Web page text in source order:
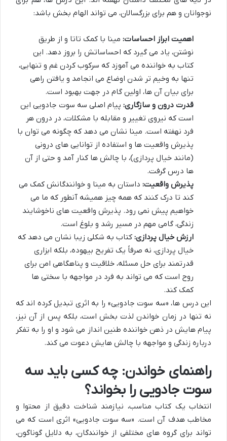
نوجوانان و هم برای بزرگسالان، می تواند الهام بخش باشد:
اهمیت ابراز احساسات: مینا با کمک تاتا و از طریق
نوشتن، یاد می گیرد که احساساتش را بروز دهد. این
کتاب به خواننده می آموزد که سرکوب کردن غم و تنهایی،
تنها به وخیم تر شدن اوضاع می انجامد و یافتن راهی
برای بیان آن ها، اولین گام در جهت بهبود است.
قدرت درون و سازگاری: پیام اصلی سه سوت جادویی این
است که نیروی تغییر و مقابله با مشکلات، در درون هر
فرد نهفته است. مینا نشان می دهد که چگونه می توان با
پذیرش واقعیت ها و استفاده از توانایی های درونی
(مانند خیال پردازی)، با چالش ها کنار آمد و حتی از آن
ها درس گرفت.
پذیرش واقعیت: داستان به مینا و خوانندگانش کمک می
کند تا درک کنند که همه چیز همیشه آنطور که ما می
خواهیم پیش نمی رود. پذیرش واقعیت های ناخوشایند
زندگی، گامی مهم در مسیر رشد و بلوغ است.
ارزش خیال پردازی: کتاب به شکلی زیبا نشان می دهد که
خیال پردازی، نه صرفاً یک تفریح بیهوده، بلکه ابزاری
قدرتمند برای حل مسئله، خلاقیت و پناهگاهی امن برای
روح است که می تواند به فرد در مواجهه با سختی ها
کمک کند.
این درس ها، «سه سوت جادویی» را به اثری تبدیل کرده اند که
نه تنها در زمان خواندن لذت بخش است، بلکه پس از آن نیز،
پیام هایش در ذهن خواننده طنین انداز می شود و او را به تفکر
درباره زندگی و مواجهه با چالش هایش دعوت می کند.
راهنمای خواندن: چه کسی باید سه
سوت جادویی را بخواند؟
انتخاب یک کتاب مناسب، نیازمند شناخت دقیق از محتوا و
مخاطب هدف آن است. «سه سوت جادویی» اثری است که می
تواند برای گروه های مختلفی از خوانندگان، به دلایل گوناگون،